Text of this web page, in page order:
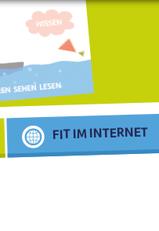
FIT IM INTERNET